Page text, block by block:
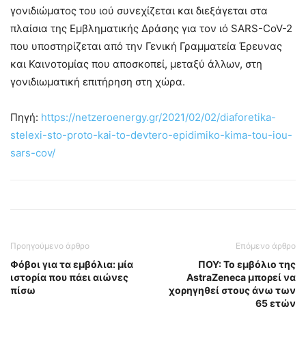
γονιδιώματος του ιού συνεχίζεται και διεξάγεται στα
πλαίσια της Εμβληματικής Δράσης για τον ιό SARS-CoV-2
που υποστηρίζεται από την Γενική Γραμματεία Έρευνας
και Καινοτομίας που αποσκοπεί, μεταξύ άλλων, στη
γονιδιωματική επιτήρηση στη χώρα.
Πηγή: https://netzeroenergy.gr/2021/02/02/diaforetika-
stelexi-sto-proto-kai-to-devtero-epidimiko-kima-tou-iou-
sars-cov/
Προηγούμενο άρθρο
Φόβοι για τα εμβόλια: μία
ιστορία που πάει αιώνες
πίσω
Επόμενο άρθρο
ΠΟΥ: Το εμβόλιο της
AstraZeneca μπορεί να
χορηγηθεί στους άνω των
65 ετών